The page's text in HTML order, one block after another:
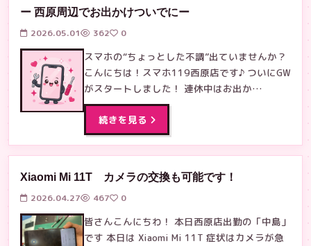
ー 西原周辺でお出かけついでにー
2026.05.01
362 0
スマホの“ちょっとした不調”出ていませんか？
こんにちは！スマホ119西原店です♪ ついにGW
がスタートしました！ 連休中はお出か…
続きを見る
Xiaomi Mi 11T カメラの交換も可能です！
2026.04.27
467 0
皆さんこんにちわ！ 本日西原店出勤の「中島」
です 本日は Xiaomi Mi 11T 症状はカメラが急